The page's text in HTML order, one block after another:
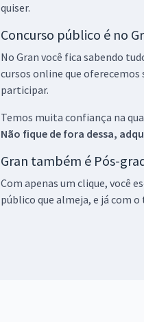
quiser.
Concurso público é no
No Gran você fica sabendo
cursos online que oferecemos
participar.
Temos muita confiança na
Não fique de fora dessa,
Gran também é Pós-
Com apenas um clique, você
público que almeja, e já com